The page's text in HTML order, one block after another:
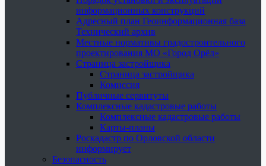
информационных конструкций
Адресный план Геоинформационная база
Технический архив
Местные нормативы градостроительного
проектирования МО «Город Орёл»
Страница застройщика
Страница застройщика
Комиссия
Публичные сервитуты
Комплексные кадастровые работы
Комплексные кадастровые работы
Карты-планы
Роскадастр по Орловской области
информирует
Безопасность